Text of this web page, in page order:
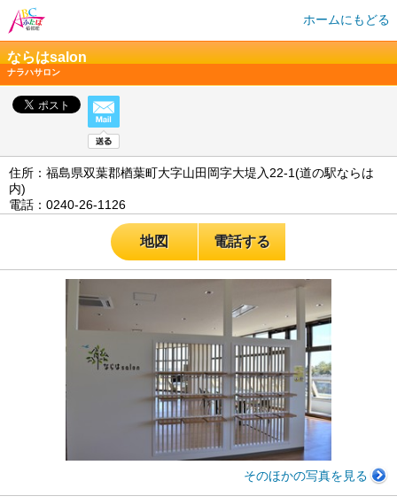
ホームにもどる
ならはsalon
ナラハサロン
住所：福島県双葉郡楢葉町大字山田岡字大堤入22-1(道の駅ならは
内)
電話：0240-26-1126
地図 電話する
そのほかの写真を見る